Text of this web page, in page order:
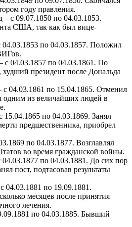
году правления.
с 09.07.1850 по 04.03.1853.
США, так как был вице-
по 04.03.1857. Положил
04.03.1857 по 04.03.1861. По
президент после Дональда
04.03.1861 по 15.04.1865. Отменил
одним из величайших людей в
по 04.03.1869. Занял
предшественника, приобрел
по 04.03.1877. Возглавлял
во время гражданской войны.
по 04.03.1881. До сих пор
пост, подтасовав результаты
04.03.1881 по 19.09.1881.
месяцев после принятия
лечения.
по 04.03.1885. Бывший